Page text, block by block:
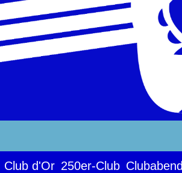
Club d'Or 250er-Club Clubabend